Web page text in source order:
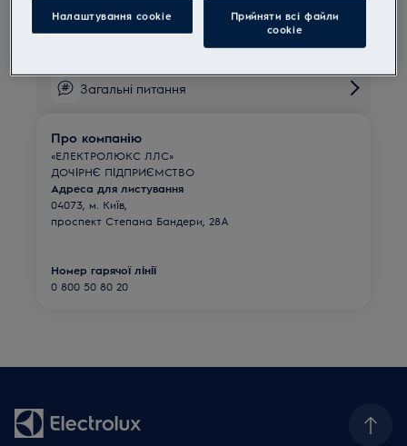
Пилососи
Загальні питання
Про компанію
«ЕЛЕКТРОЛЮКС ЛЛС»
ДОЧІРНЄ ПІДПРИЄМСТВО
Адреса для листування
04073, м. Київ,
проспект Степана Бандери, 28А
Номер гарячої лінії
0 800 50 80 20
Налаштування cookie
Прийняти всі файли
сookie